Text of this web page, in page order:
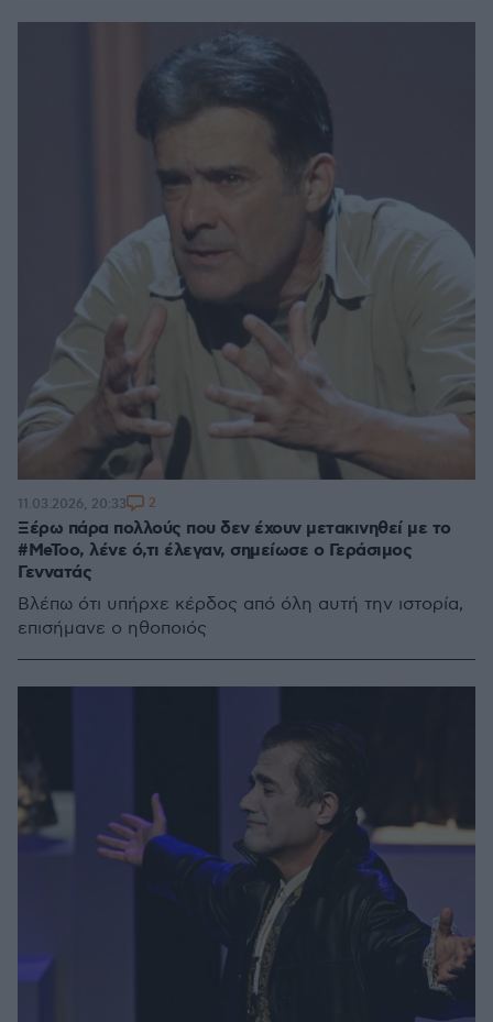
Ξέρω πάρα πολλούς που δεν έχουν μετακινηθεί με το
#MeToo, λένε ό,τι έλεγαν, σημείωσε ο Γεράσιμος
Γεννατάς
Βλέπω ότι υπήρχε κέρδος από όλη αυτή την ιστορία,
επισήμανε ο ηθοποιός
11.03.2026, 20:33 2